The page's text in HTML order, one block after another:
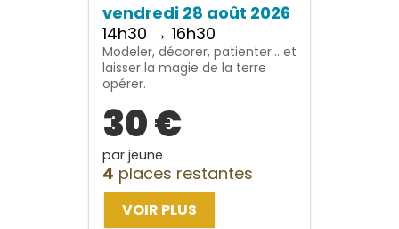
vendredi 28 août 2026
14h30 → 16h30
Modeler, décorer, patienter… et
laisser la magie de la terre
opérer.
30 €
par jeune
4 places restantes
VOIR PLUS